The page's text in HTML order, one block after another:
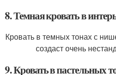
8. Темная кровать в
Кровать в темных тонах с
создаст очень
9. Кровать в пастельных